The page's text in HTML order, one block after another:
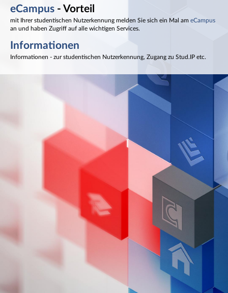
eCampus - Vorteil
mit Ihrer studentischen Nutzerkennung melden Sie sich ein Mal am eCampus
an und haben Zugriff auf alle wichtigen Services.
Informationen
Informationen - zur studentischen Nutzerkennung, Zugang zu Stud.IP etc.